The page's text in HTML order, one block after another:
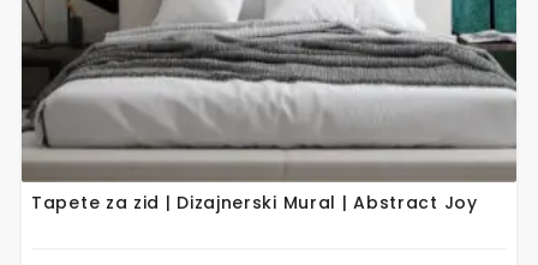
Tapete za zid | Dizajnerski Mural | Abstract Joy